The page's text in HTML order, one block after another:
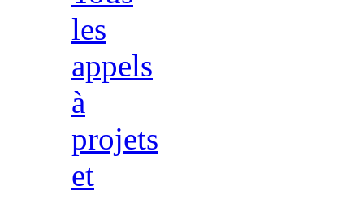
les
appels
à
projets
et